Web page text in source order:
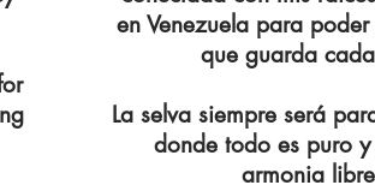
en Venezuela para
que guarda
La selva siempre será
donde todo es puro
armonia